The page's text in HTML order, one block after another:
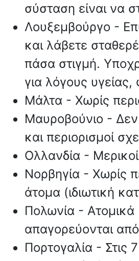
σύσταση είναι να
Λουξεμβούργο -
και λάβετε
πάσα στιγμή.
για λόγους
Μάλτα - Χωρίς
Μαυροβούνιο - Δεν
και περιορισμοί
Ολλανδία -
Νορβηγία - Χωρίς
άτομα (ιδιωτική
Πολωνία - Ατομικά
απαγορεύονται από
Πορτογαλία - Στις